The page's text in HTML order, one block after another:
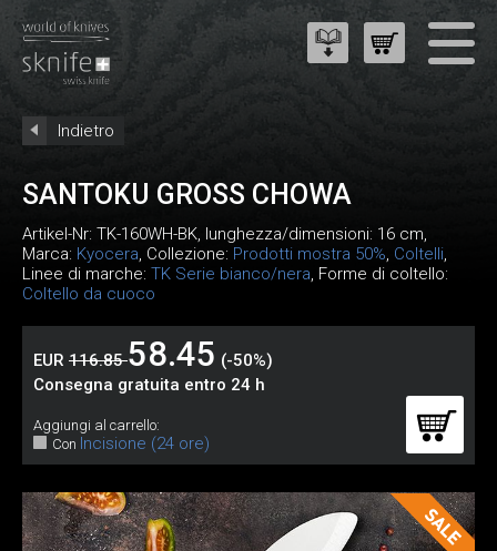
Indietro
SANTOKU GROSS CHOWA
Artikel-Nr: TK-160WH-BK, lunghezza/dimensioni: 16 cm,
Marca: Kyocera, Collezione: Prodotti mostra 50%, Coltelli,
Linee di marche: TK Serie bianco/nera, Forme di coltello:
Coltello da cuoco
EUR 116.8558.45 (-50%)
Consegna gratuita entro 24 h
Aggiungi al carrello:
Con Incisione (24 ore)